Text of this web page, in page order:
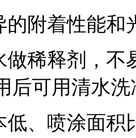
的附着性能
做稀释剂，
后可用清水洗
低、喷涂面